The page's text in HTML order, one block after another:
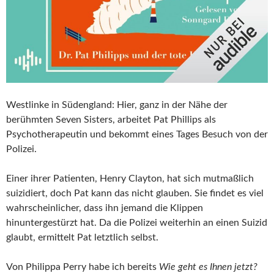
Westlinke in Südengland: Hier, ganz in der Nähe der
berühmten Seven Sisters, arbeitet Pat Phillips als
Psychotherapeutin und bekommt eines Tages Besuch von der
Polizei.
Einer ihrer Patienten, Henry Clayton, hat sich mutmaßlich
suizidiert, doch Pat kann das nicht glauben. Sie findet es viel
wahrscheinlicher, dass ihn jemand die Klippen
hinuntergestürzt hat. Da die Polizei weiterhin an einen Suizid
glaubt, ermittelt Pat letztlich selbst.
Von Philippa Perry habe ich bereits Wie geht es Ihnen jetzt?